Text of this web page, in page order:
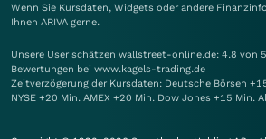
Wenn Sie Kursdaten, Widgets oder andere
Ihnen ARIVA gerne.
Unsere User schätzen wallstreet-online.de: 4.8 von
Bewertungen bei www.kagels-trading.de
Zeitverzögerung der Kursdaten: Deutsche Börsen
NYSE +20 Min. AMEX +20 Min. Dow Jones +15 Min.